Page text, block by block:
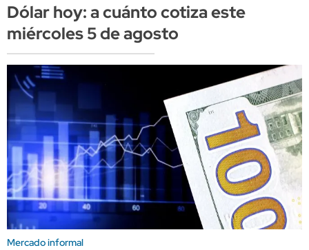
Dólar hoy: a cuánto cotiza este
miércoles 5 de agosto
Mercado informal